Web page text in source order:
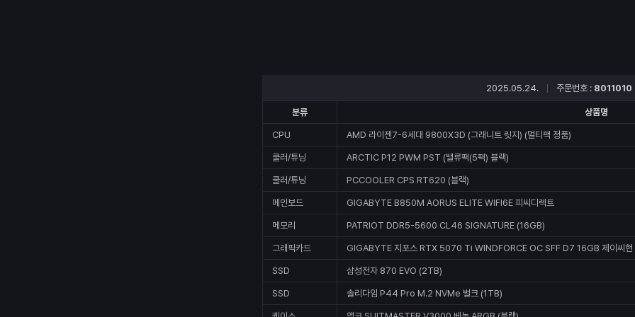
2025.05.24. 주문번호 : 8011010
분류 상품명
CPU AMD 라이젠7-6세대 9800X3D (그래니트 릿지) (멀티팩 정품)
쿨러/튜닝 ARCTIC P12 PWM PST (밸류팩(5팩) 블랙)
쿨러/튜닝 PCCOOLER CPS RT620 (블랙)
메인보드 GIGABYTE B850M AORUS ELITE WIFI6E 피씨디렉트
메모리 PATRIOT DDR5-5600 CL46 SIGNATURE (16GB)
그래픽카드 GIGABYTE 지포스 RTX 5070 Ti WINDFORCE OC SFF D7 16GB 제이씨현
SSD 삼성전자 870 EVO (2TB)
SSD 솔리다임 P44 Pro M.2 NVMe 벌크 (1TB)